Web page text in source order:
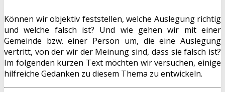
Können wir objektiv feststellen, welche Auslegung richtig
und welche falsch ist? Und wie gehen wir mit einer
Gemeinde bzw. einer Person um, die eine Auslegung
vertritt, von der wir der Meinung sind, dass sie falsch ist?
Im folgenden kurzen Text möchten wir versuchen, einige
hilfreiche Gedanken zu diesem Thema zu entwickeln.